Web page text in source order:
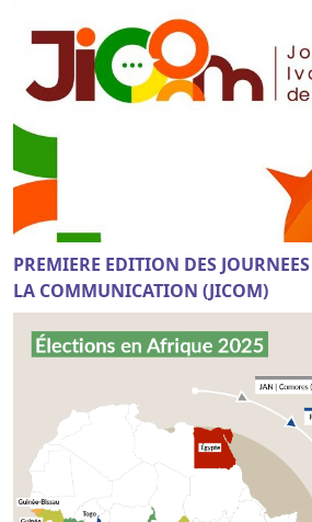
PREMIERE EDITION DES
LA COMMUNICATION (JICOM)